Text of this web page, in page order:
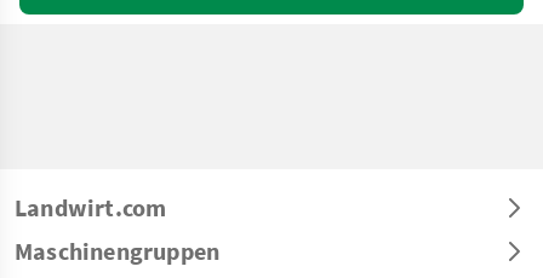
Landwirt.com
Maschinengruppen